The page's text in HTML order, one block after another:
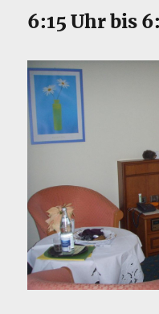
6:15 Uhr bis